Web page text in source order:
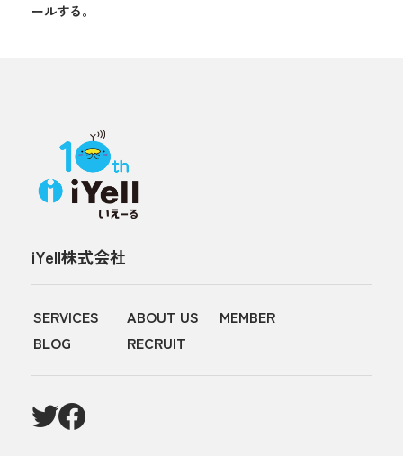
ールする。
iYell株式会社
SERVICES ABOUT US
MEMBER
BLOG
RECRUIT